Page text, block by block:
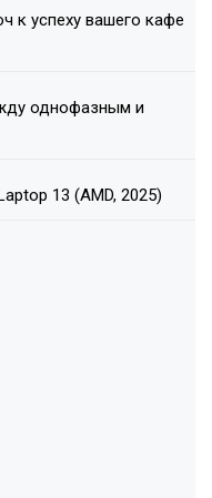
к успеху вашего кафе
однофазным и
13 (AMD, 2025)